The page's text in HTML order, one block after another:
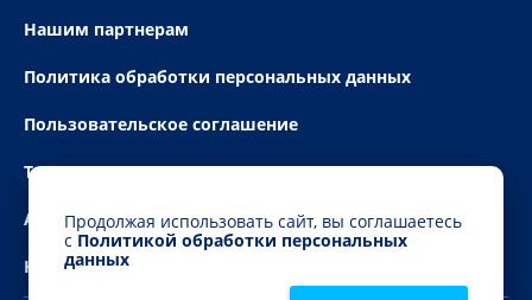
Нашим партнерам
Политика обработки персональных данных
Пользовательское соглашение
Технические условия
Акции
Новости
Продолжая использовать сайт, вы соглашаетесь
с Политикой обработки персональных
данных